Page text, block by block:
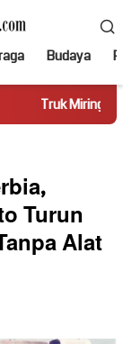
Budaya
Arus Lalu
Turun
Alat